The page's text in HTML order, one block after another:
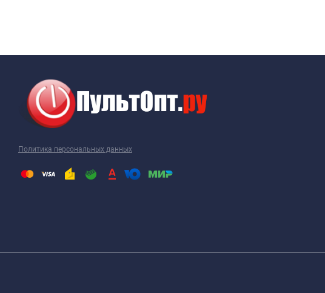
Политика персональных данных